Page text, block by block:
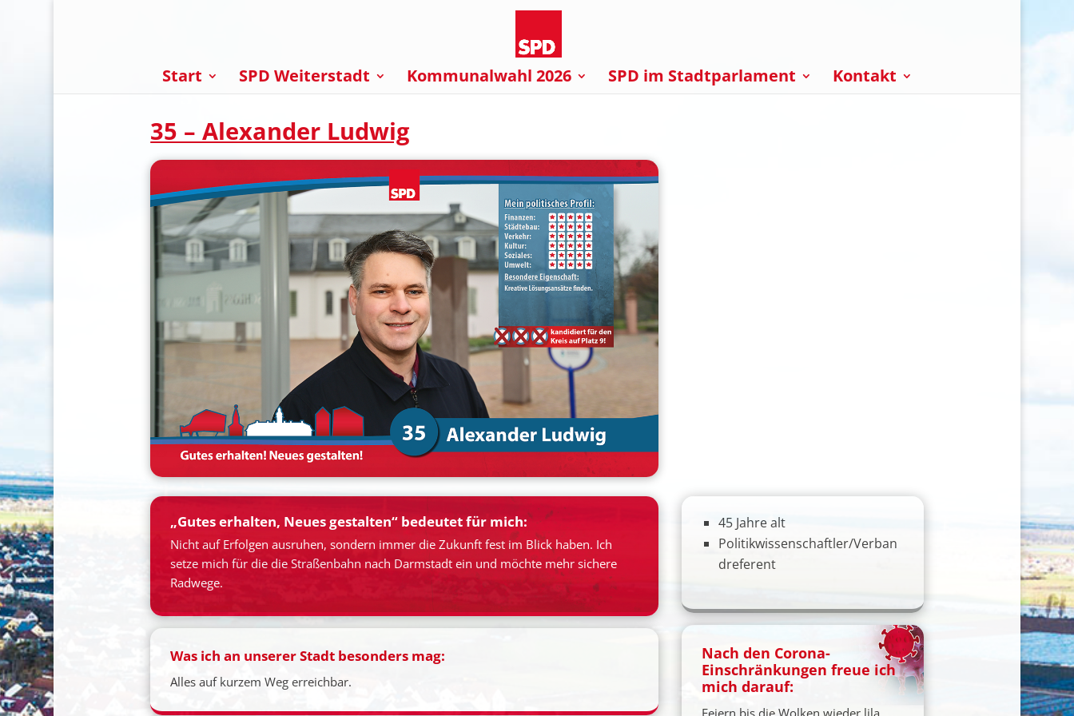
Start SPD Weiterstadt Kommunalwahl 2026 SPD im Stadtparlament Kontakt
35 – Alexander Ludwig
„Gutes erhalten, Neues gestalten“ bedeutet für mich:
Nicht auf Erfolgen ausruhen, sondern immer die Zukunft fest im Blick haben. Ich
setze mich für die die Straßenbahn nach Darmstadt ein und möchte mehr sichere
Radwege.
Was ich an unserer Stadt besonders mag:
Alles auf kurzem Weg erreichbar.
45 Jahre alt
Politikwissenschaftler/Verban
dreferent
Nach den Corona-
Einschränkungen freue ich
mich darauf:
Feiern bis die Wolken wieder lila